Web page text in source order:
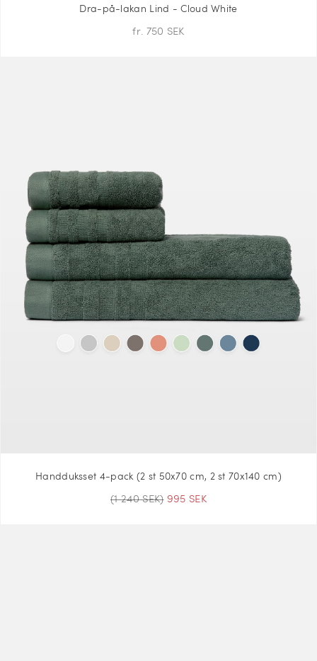
Dra-på-lakan Lind - Cloud White
fr. 750 SEK
Handduksset 4-pack (2 st 50x70 cm, 2 st 70x140 cm)
(1 240 SEK) 995 SEK